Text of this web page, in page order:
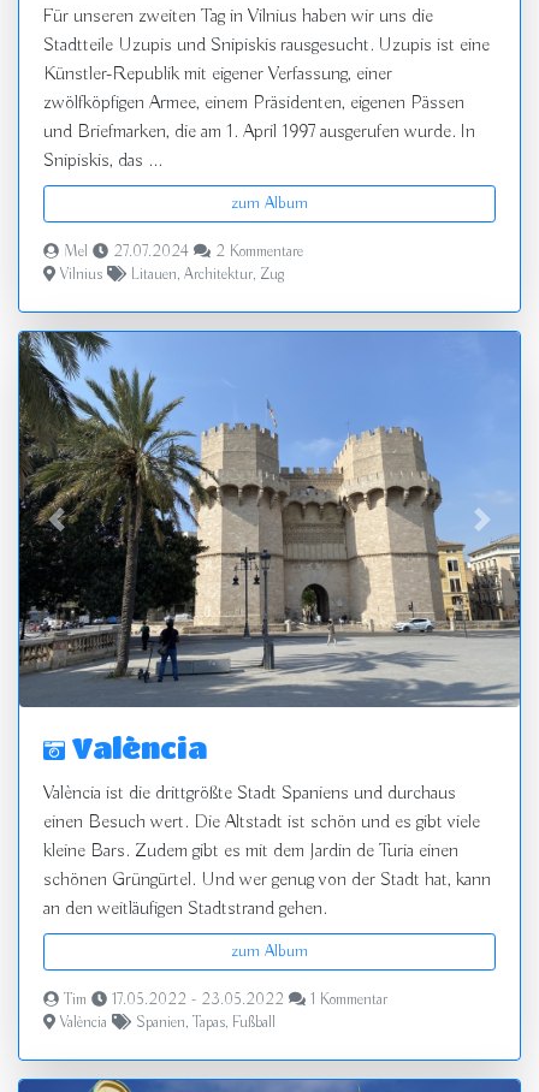
Für unseren zweiten Tag in Vilnius haben wir uns die
Stadtteile Uzupis und Snipiskis rausgesucht. Uzupis ist eine
Künstler-Republik mit eigener Verfassung, einer
zwölfköpfigen Armee, einem Präsidenten, eigenen Pässen
und Briefmarken, die am 1. April 1997 ausgerufen wurde. In
Snipiskis, das ...
zum Album
Mel 27.07.2024
2 Kommentare
Vilnius
Litauen, Architektur, Zug
zurück vor
València
València ist die drittgrößte Stadt Spaniens und durchaus
einen Besuch wert. Die Altstadt ist schön und es gibt viele
kleine Bars. Zudem gibt es mit dem Jardin de Turia einen
schönen Grüngürtel. Und wer genug von der Stadt hat, kann
an den weitläufigen Stadtstrand gehen.
zum Album
Tim 17.05.2022 - 23.05.2022
1 Kommentar
València
Spanien, Tapas, Fußball